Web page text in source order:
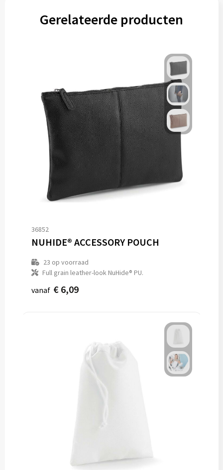
Gerelateerde producten
36852
NUHIDE® ACCESSORY POUCH
23 op voorraad
Full grain leather-look NuHide® PU.
vanaf € 6,09